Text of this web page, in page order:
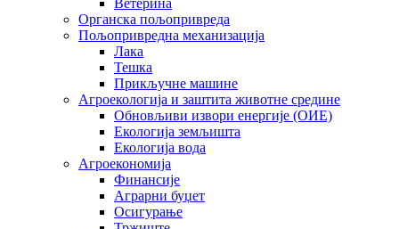
Органска пољопривреда
Пољопривредна механизација
Лака
Тешка
Прикључне машине
Агроекологија и заштита животне средине
Обновљиви извори енергије (ОИЕ)
Екологија земљишта
Екологија вода
Агроекономија
Финансије
Аграрни буџет
Осигурање